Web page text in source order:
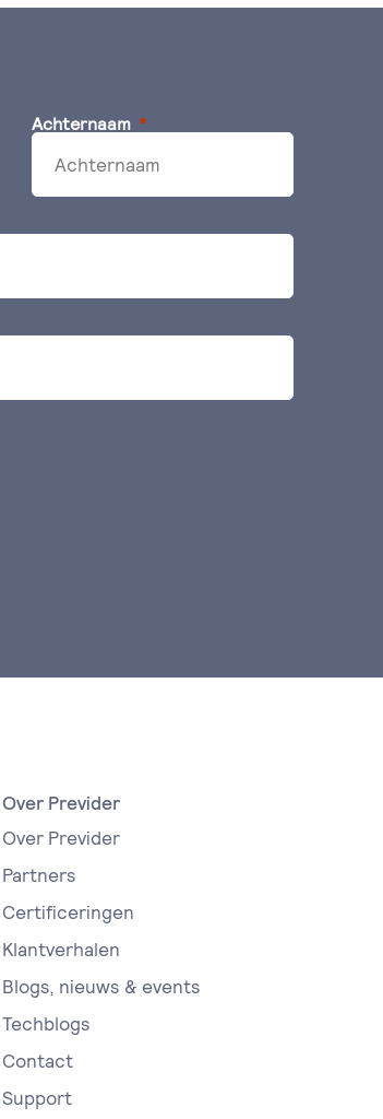
Achternaam
Over Previder
Over Previder
Partners
Certificeringen
Klantverhalen
Blogs, nieuws & events
Techblogs
Contact
Support